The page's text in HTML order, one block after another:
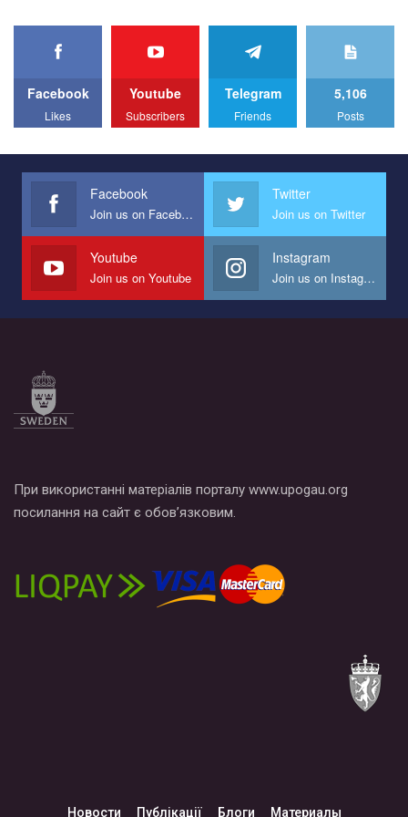
Facebook
Likes
Youtube
Subscribers
Telegram
Friends
5,106
Posts
Facebook
Join us on Facebook
Twitter
Join us on Twitter
Youtube
Join us on Youtube
Instagram
Join us on Instagram
При використанні матеріалів порталу www.upogau.org
посилання на сайт є обов’язковим.
Новости Публікації Блоги Материалы